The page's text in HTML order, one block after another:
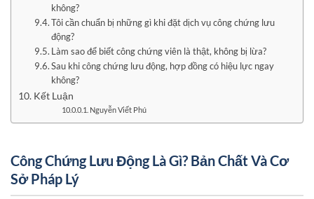
không?
Tôi cần chuẩn bị những gì khi đặt dịch vụ công chứng lưu
động?
Làm sao để biết công chứng viên là thật, không bị lừa?
Sau khi công chứng lưu động, hợp đồng có hiệu lực ngay
không?
Kết Luận
Nguyễn Viết Phú
Công Chứng Lưu Động Là Gì? Bản Chất Và Cơ
Sở Pháp Lý